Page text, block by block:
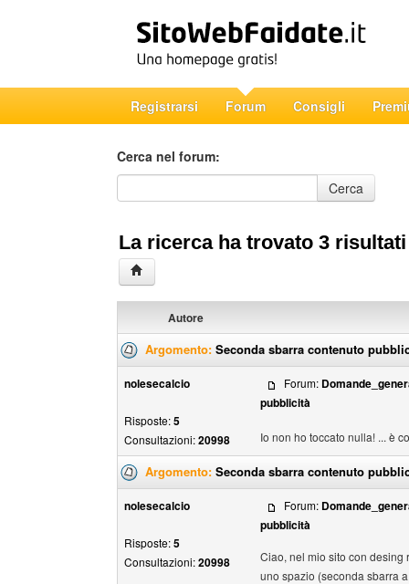
Registrarsi Forum Consigli
Cerca nel forum:
Cerca nel forum
Cerca
La ricerca ha trovato 3 risultati
Autore
Argomento: Seconda sbarra contenuto
nolesecalcio
Risposte:5
Consultazioni:20998
Forum:
pubblicità
Io non ho toccato nulla! ... è
Argomento: Seconda sbarra contenuto
nolesecalcio
Risposte:5
Consultazioni:20998
Forum:
pubblicità
Ciao, nel mio sito con
uno spazio (seconda sbarra